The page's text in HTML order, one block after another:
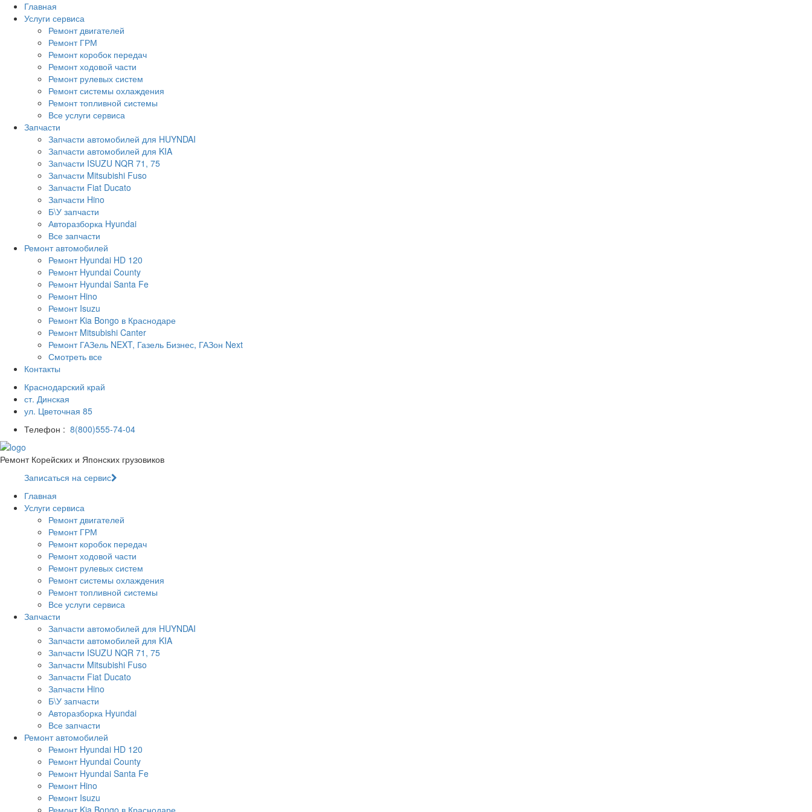
Главная
Услуги сервиса
Ремонт двигателей
Ремонт ГРМ
Ремонт коробок передач
Ремонт ходовой части
Ремонт рулевых систем
Ремонт системы охлаждения
Ремонт топливной системы
Все услуги сервиса
Запчасти
Запчасти автомобилей для HUYNDAI
Запчасти автомобилей для KIA
Запчасти ISUZU NQR 71, 75
Запчасти Mitsubishi Fuso
Запчасти Fiat Ducato
Запчасти Hino
Б\У запчасти
Авторазборка Hyundai
Все запчасти
Ремонт автомобилей
Ремонт Hyundai HD 120
Ремонт Hyundai County
Ремонт Hyundai Santa Fe
Ремонт Hino
Ремонт Isuzu
Ремонт Kia Bongo в Краснодаре
Ремонт Mitsubishi Canter
Ремонт ГАЗель NEXT, Газель Бизнес, ГАЗон Next
Смотреть все
Контакты
Краснодарский край
ст. Динская
ул. Цветочная 85
Телефон : 8(800)555-74-04
Ремонт Корейских и Японских грузовиков
Записаться на сервис
Главная
Услуги сервиса
Ремонт двигателей
Ремонт ГРМ
Ремонт коробок передач
Ремонт ходовой части
Ремонт рулевых систем
Ремонт системы охлаждения
Ремонт топливной системы
Все услуги сервиса
Запчасти
Запчасти автомобилей для HUYNDAI
Запчасти автомобилей для KIA
Запчасти ISUZU NQR 71, 75
Запчасти Mitsubishi Fuso
Запчасти Fiat Ducato
Запчасти Hino
Б\У запчасти
Авторазборка Hyundai
Все запчасти
Ремонт автомобилей
Ремонт Hyundai HD 120
Ремонт Hyundai County
Ремонт Hyundai Santa Fe
Ремонт Hino
Ремонт Isuzu
Ремонт Kia Bongo в Краснодаре